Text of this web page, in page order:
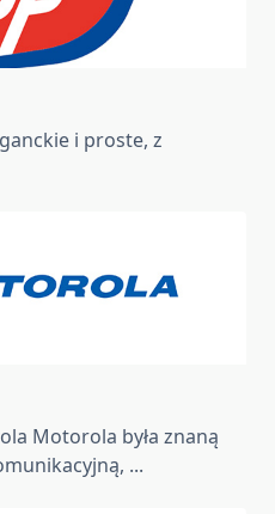
i proste, z
Motorola była znaną
...